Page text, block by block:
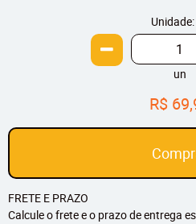
un
R$
FRETE E PRAZO
Calcule o frete e o prazo de entrega